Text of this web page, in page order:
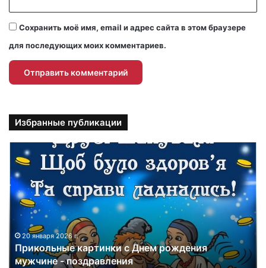
Сохранить моё имя, email и адрес сайта в этом браузере
для последующих моих комментариев.
Избранные публикации
и
к
о
20 января 2026 г.
Прикольные картинки с Днем рождения
мужчине - поздравления